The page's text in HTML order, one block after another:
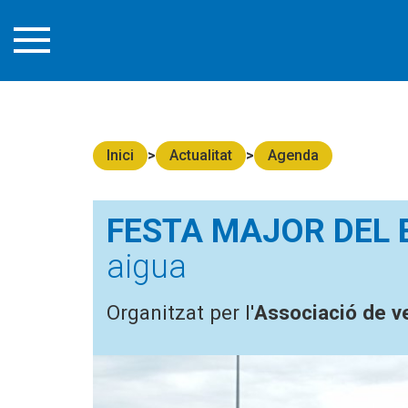
Inici Actualitat Agenda
FESTA MAJOR DEL
aigua
Organitzat per l'Associació de